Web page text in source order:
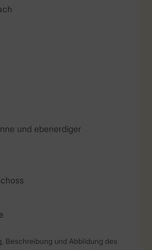
und ebenerdiger
Beschreibung und Abbildung des